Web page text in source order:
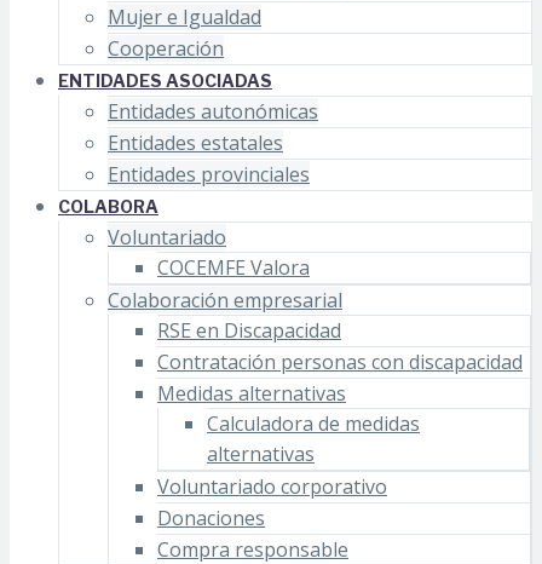
Mujer e Igualdad
Cooperación
ENTIDADES ASOCIADAS
Entidades autonómicas
Entidades estatales
Entidades provinciales
COLABORA
Voluntariado
COCEMFE Valora
Colaboración empresarial
RSE en Discapacidad
Contratación personas con discapacidad
Medidas alternativas
Calculadora de medidas
alternativas
Voluntariado corporativo
Donaciones
Compra responsable